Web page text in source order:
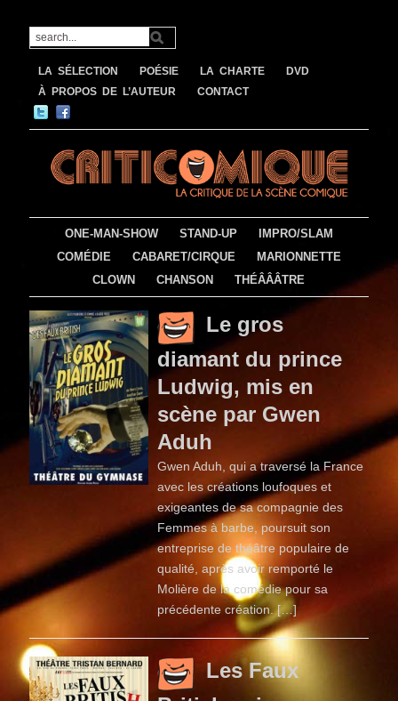
LA SÉLECTION POÉSIE LA CHARTE
DVD
À PROPOS DE L’AUTEUR
CONTACT
ONE-MAN-SHOW STAND-UP
IMPRO/SLAM
COMÉDIE
CABARET/CIRQUE
MARIONNETTE
CLOWN
CHANSON THÉÂÂÂTRE
Le gros
diamant du prince
Ludwig, mis en
scène par Gwen
Aduh
Gwen Aduh, qui a traversé la France
avec les créations loufoques et
exigeantes de sa compagnie des
Femmes à barbe, poursuit son
entreprise de théâtre populaire de
qualité, après avoir remporté le
Molière de la comédie pour sa
précédente création. […]
Les Faux